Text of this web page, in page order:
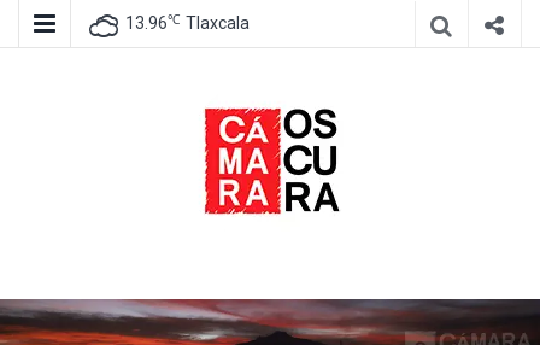
13.96℃ Tlaxcala
Cámara